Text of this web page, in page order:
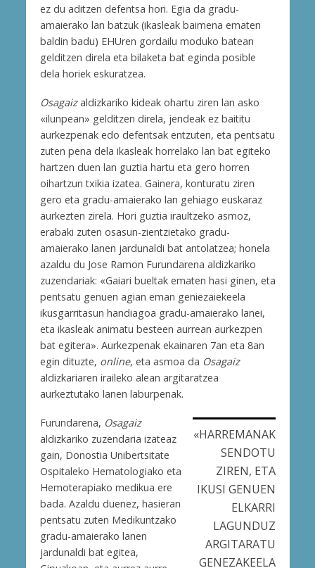
ez du aditzen defentsa hori. Egia da gradu-
amaierako lan batzuk (ikasleak baimena ematen
baldin badu) EHUren gordailu moduko batean
gelditzen direla eta bilaketa bat eginda posible
dela horiek eskuratzea.
Osagaizaldizkariko kideak ohartu ziren lan asko
«ilunpean» gelditzen direla, jendeak ez baititu
aurkezpenak edo defentsak entzuten, eta pentsatu
zuten pena dela ikasleak horrelako lan bat egiteko
hartzen duen lan guztia hartu eta gero horren
oihartzun txikia izatea. Gainera, konturatu ziren
gero eta gradu-amaierako lan gehiago euskaraz
aurkezten zirela. Hori guztia iraultzeko asmoz,
erabaki zuten osasun-zientzietako gradu-
amaierako lanen jardunaldi bat antolatzea; honela
azaldu du Jose Ramon Furundarena aldizkariko
zuzendariak: «Gaiari bueltak ematen hasi ginen, eta
pentsatu genuen agian eman geniezaiekeela
ikusgarritasun handiagoa gradu-amaierako lanei,
eta ikasleak animatu besteen aurrean aurkezpen
bat egitera». Aurkezpenak ekainaren 7an eta 8an
egin dituzte, online, eta asmoa da Osagaiz
aldizkariaren iraileko alean argitaratzea
aurkeztutako lanen laburpenak.
«HARREMANAK
SENDOTU
ZIREN, ETA
IKUSI GENUEN
ELKARRI
LAGUNDUZ
ARGITARATU
GENEZAKEELA
Furundarena, Osagaiz
aldizkariko zuzendaria izateaz
gain, Donostia Unibertsitate
Ospitaleko Hematologiako eta
Hemoterapiako medikua ere
bada. Azaldu duenez, hasieran
pentsatu zuten Medikuntzako
gradu-amaierako lanen
jardunaldi bat egitea,